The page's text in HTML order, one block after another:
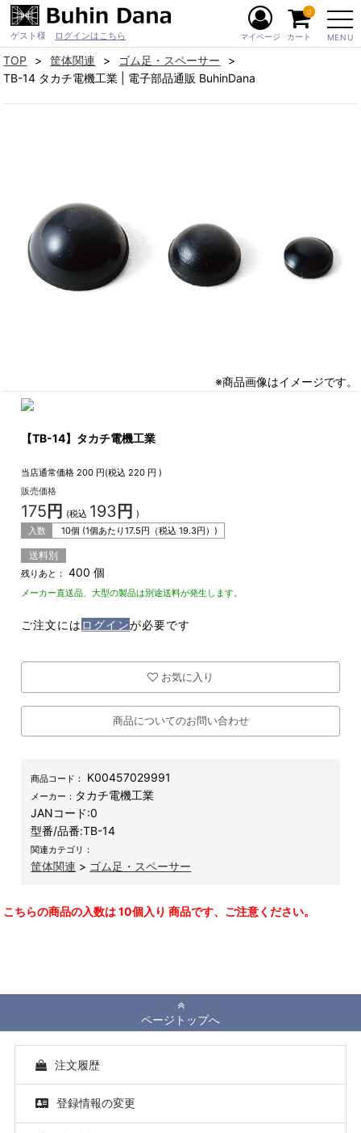
ゲスト様 ログインはこちら MENU
マイページ カート
0
TOP 筐体関連
ゴム足・スペーサー
TB-14 タカチ電機工業 | 電子部品通販 BuhinDana
※商品画像はイメージです。
【TB-14】タカチ電機工業
当店通常価格 200 円(税込220 円 )
販売価格
175 円 (税込 193 円 )
入数
10個 (1個あたり17.5円（税込19.3円）)
送料別
残りあと： 400 個
メーカー直送品、大型の製品は別途送料が発生します。
ご注文には ログインが必要です
お気に入り
商品についてのお問い合わせ
商品コード： K00457029991
メーカー： タカチ電機工業
JANコード:0
型番/品番:TB-14
関連カテゴリ：
筐体関連 > ゴム足・スペーサー
こちらの商品の入数は 10個入り 商品です、ご注意ください。
ページトップへ
注文履歴
登録情報の変更